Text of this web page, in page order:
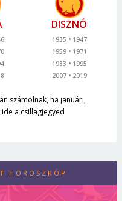
DISZNÓ
1935
1947
1959
1971
1983
1995
2007
2019
számolnak, ha januári,
a csillagjegyed
HOROSZKÓP